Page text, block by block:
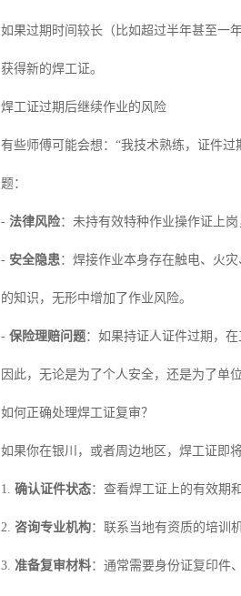
如果过期时间较长（比如超过半年甚至一
获得新的焊工证。
焊工证过期后继续作业的风险
有些师傅可能会想：“我技术熟练，证件
题：
- 法律风险：未持有效特种作业操作证上
- 安全隐患：焊接作业本身存在触电、火
的知识，无形中增加了作业风险。
- 保险理赔问题：如果持证人证件过期，
因此，无论是为了个人安全，还是为了单
如何正确处理焊工证复审？
如果你在银川，或者周边地区，焊工证即
1. 确认证件状态：查看焊工证上的有效期
2. 咨询专业机构：联系当地有资质的培训
3. 准备复审材料：通常需要身份证复印件